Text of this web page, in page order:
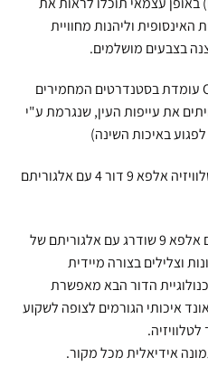
וליהנות מחוויית
בצבעים מושלמים.
*מצב נוחות לעין – טלוויזיית OLED עומדת בסטנדרטים המחמירים
את עייפות העין, שנגרמת ע"י
באיכות השינה)
*מעבד תמונה מתקדם- מעבד הטלוויזיה אלפא 9 דור 4 עם אלגוריתם
הדור הרביעי של המעבד המתקדם אלפא 9 שודרג עם אלגוריתם של
וצלילים בצורה מיידית
הדור הבא מאפשרת
איכותי הגורמים לצופה לשקוע